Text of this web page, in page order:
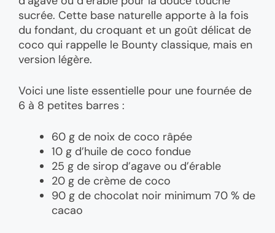
sucrée. Cette base naturelle apporte à la fois
du fondant, du croquant et un goût délicat de
coco qui rappelle le Bounty classique, mais en
version légère.
Voici une liste essentielle pour une fournée de
6 à 8 petites barres :
60 g de noix de coco râpée
10 g d’huile de coco fondue
25 g de sirop d’agave ou d’érable
20 g de crème de coco
90 g de chocolat noir minimum 70 % de
cacao